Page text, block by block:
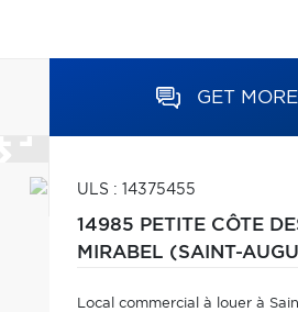
GET
ULS : 14375455
14985 PETITE CÔTE
MIRABEL (SAINT-
Local commercial à louer à